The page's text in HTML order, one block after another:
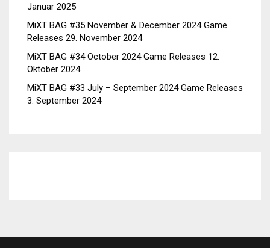
Januar 2025
MiXT BAG #35 November & December 2024 Game
Releases 29. November 2024
MiXT BAG #34 October 2024 Game Releases 12.
Oktober 2024
MiXT BAG #33 July – September 2024 Game Releases
3. September 2024